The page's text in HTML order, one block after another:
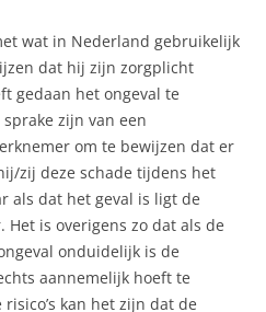
wat in Nederland gebruikelijk
dat hij zijn zorgplicht
gedaan het ongeval te
zijn van een
om te bewijzen dat er
zij deze schade tijdens het
als dat het geval is ligt de
is overigens zo dat als de
onduidelijk is de
aannemelijk hoeft te
kan het zijn dat de